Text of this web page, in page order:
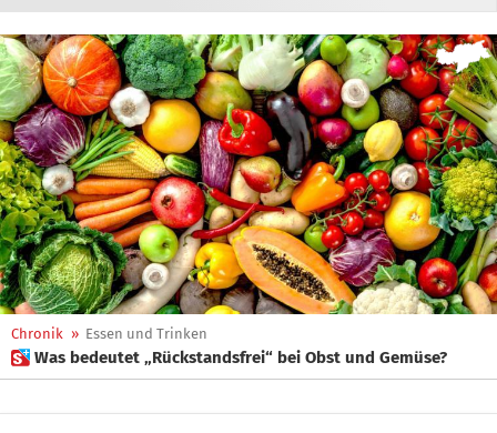
Chronik » Essen und Trinken
 Was bedeutet „Rückstandsfrei“ bei Obst und Gemüse?